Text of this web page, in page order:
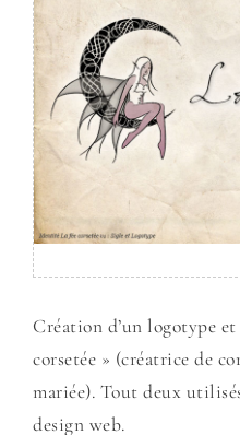
Création d’un logotype
corsetée » (créatrice de
mariée). Tout deux
design web.